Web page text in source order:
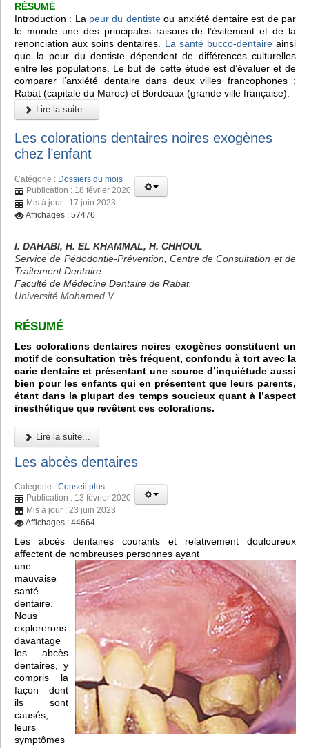
RÉSUMÉ
Introduction : La peur du dentisteou anxiété dentaire est de par
le monde une des principales raisons de l’évitement et de la
renonciation aux soins dentaires. La santé bucco-dentaireainsi
que la peur du dentiste dépendent de différences culturelles
entre les populations. Le but de cette étude est d’évaluer et de
comparer l’anxiété dentaire dans deux villes francophones :
Rabat (capitale du Maroc) et Bordeaux (grande ville française).
Lire la suite...
Les colorations dentaires noires exogènes
chez l’enfant
Catégorie : Dossiers du mois
Publication : 18 février 2020
Mis à jour : 17 juin 2023
Affichages : 57476
I. DAHABI, H. EL KHAMMAL, H. CHHOUL
Service de Pédodontie-Prévention, Centre de Consultation et de
Traitement Dentaire.
Faculté de Médecine Dentaire de Rabat.
Université Mohamed V
RÉSUMÉ
Les colorations dentaires noires exogènes constituent un
motif de consultation très fréquent, confondu à tort avec la
carie dentaire et présentant une source d’inquiétude aussi
bien pour les enfants qui en présentent que leurs parents,
étant dans la plupart des temps soucieux quant à l’aspect
inesthétique que revêtent ces colorations.
Lire la suite...
Les abcès dentaires
Catégorie : Conseil plus
Publication : 13 février 2020
Mis à jour : 23 juin 2023
Affichages : 44664
Les abcès dentaires courants et relativement douloureux
affectent de nombreuses personnes ayant
une
mauvaise
santé
dentaire.
Nous
explorerons
davantage
les abcès
dentaires, y
compris la
façon dont
ils sont
causés,
leurs
symptômes